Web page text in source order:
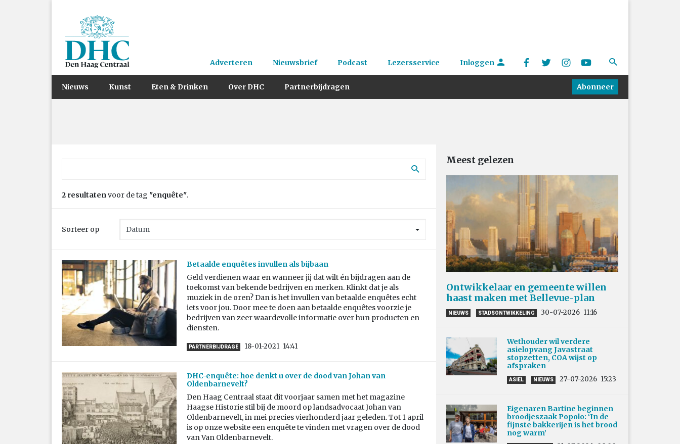
Adverteren Nieuwsbrief Podcast Lezersservice Inloggen
Nieuws Kunst Eten & Drinken Over DHC Partnerbijdragen Abonneer
2 resultatenvoor de tag "enquête".
Sorteer op
Betaalde enquêtes invullen als bijbaan
Geld verdienen waar en wanneer jij dat wilt én bijdragen aan de
toekomst van bekende bedrijven en merken. Klinkt dat je als
muziek in de oren? Dan is het invullen van betaalde enquêtes echt
iets voor jou. Door mee te doen aan betaalde enquêtes voorzie je
bedrijven van zeer waardevolle informatie over hun producten en
diensten.
PARTNERBIJDRAGE 18-01-2021 14:41
DHC-enquête: hoe denkt u over de dood van Johan van
Oldenbarnevelt?
Den Haag Centraal staat dit voorjaar samen met het magazine
Haagse Historie stil bij de moord op landsadvocaat Johan van
Oldenbarnevelt, in mei precies vierhonderd jaar geleden. Tot 1 april
is op onze website een enquête te vinden met vragen over de dood
van Van Oldenbarnevelt.
Meest gelezen
Ontwikkelaar en gemeente willen
haast maken met Bellevue-plan
NIEUWS STADSONTWIKKELING 30-07-2026 11:16
Wethouder wil verdere
asielopvang Javastraat
stopzetten, COA wijst op
afspraken
ASIEL NIEUWS 27-07-2026 15:23
Eigenaren Bartine beginnen
broodjeszaak Popolo: ‘In de
fijnste bakkerijen is het brood
nog warm’